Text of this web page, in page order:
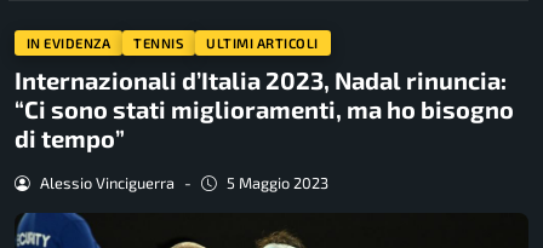
IN EVIDENZA TENNIS ULTIMI ARTICOLI
Internazionali d’Italia 2023, Nadal rinuncia:
“Ci sono stati miglioramenti, ma ho bisogno
di tempo”
Alessio Vinciguerra - 5 Maggio 2023